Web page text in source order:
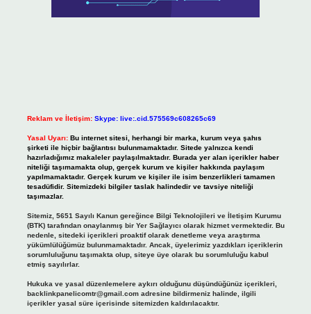
Reklam ve İletişim: Skype: live:.cid.575569c608265c69
Yasal Uyarı: Bu internet sitesi, herhangi bir marka, kurum veya şahıs
şirketi ile hiçbir bağlantısı bulunmamaktadır. Sitede yalnızca kendi
hazırladığımız makaleler paylaşılmaktadır. Burada yer alan içerikler haber
niteliği taşımamakta olup, gerçek kurum ve kişiler hakkında paylaşım
yapılmamaktadır. Gerçek kurum ve kişiler ile isim benzerlikleri tamamen
tesadüfidir. Sitemizdeki bilgiler taslak halindedir ve tavsiye niteliği
taşımazlar.
Sitemiz, 5651 Sayılı Kanun gereğince Bilgi Teknolojileri ve İletişim Kurumu
(BTK) tarafından onaylanmış bir Yer Sağlayıcı olarak hizmet vermektedir. Bu
nedenle, sitedeki içerikleri proaktif olarak denetleme veya araştırma
yükümlülüğümüz bulunmamaktadır. Ancak, üyelerimiz yazdıkları içeriklerin
sorumluluğunu taşımakta olup, siteye üye olarak bu sorumluluğu kabul
etmiş sayılırlar.
Hukuka ve yasal düzenlemelere aykırı olduğunu düşündüğünüz içerikleri,
backlinkpanelicomtr@gmail.comadresine bildirmeniz halinde, ilgili
içerikler yasal süre içerisinde sitemizden kaldırılacaktır.